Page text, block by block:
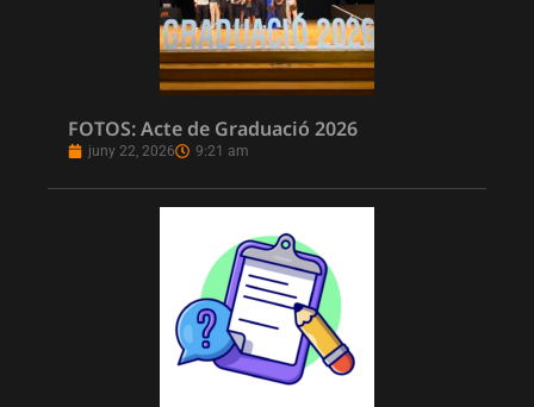
FOTOS: Acte de Graduació 2026
juny 22, 2026 9:21 am